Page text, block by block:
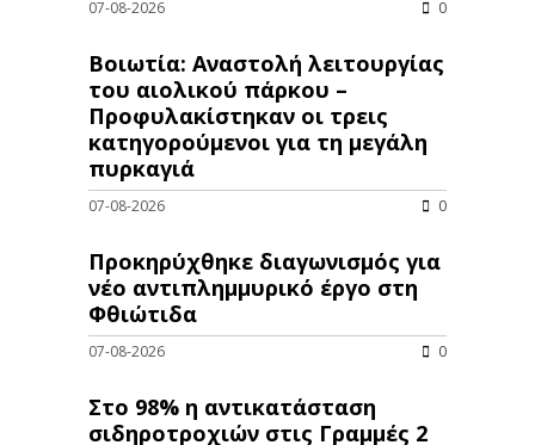
07-08-2026 0
Βοιωτία: Αναστολή λειτουργίας
του αιολικού πάρκου –
Προφυλακίστηκαν οι τρεις
κατηγορούμενοι για τη μεγάλη
πυρκαγιά
07-08-2026 0
Προκηρύχθηκε διαγωνισμός για
νέo αντιπλημμυρικό έργο στη
Φθιώτιδα
07-08-2026 0
Στο 98% η αντικατάσταση
σιδηροτροχιών στις Γραμμές 2